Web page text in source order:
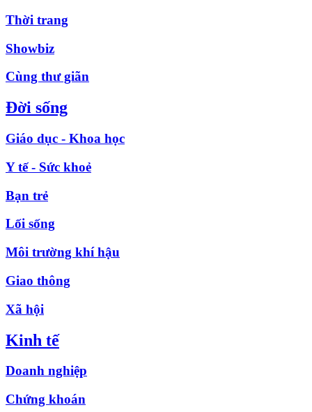
Thời trang
Showbiz
Cùng thư giãn
Đời sống
Giáo dục - Khoa học
Y tế - Sức khoẻ
Bạn trẻ
Lối sống
Môi trường khí hậu
Giao thông
Xã hội
Kinh tế
Doanh nghiệp
Chứng khoán